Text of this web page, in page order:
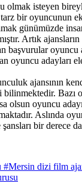
olmak isteyen
bir oyuncunun
günümüzde
Artık
başvurular
oyuncu adayları
ajansının
bilinmektedir.
olsun oyuncu
Aslında
bir derece
#Mersin dizi film